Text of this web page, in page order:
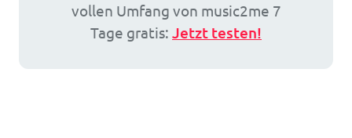
vollen Umfang von music2me 7
Tage gratis: Jetzt testen!